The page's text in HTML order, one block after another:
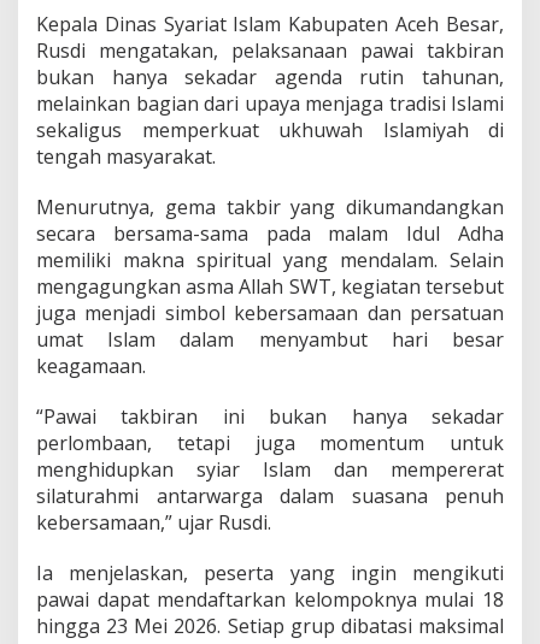
H
a
i
a
h
u
h
a
J
u
t
u
p
i
a
h
Kepala Dinas Syariat Islam Kabupaten Aceh Besar,
Rusdi mengatakan, pelaksanaan pawai takbiran
bukan hanya sekadar agenda rutin tahunan,
melainkan bagian dari upaya menjaga tradisi Islami
sekaligus memperkuat ukhuwah Islamiyah di
tengah masyarakat.
Menurutnya, gema takbir yang dikumandangkan
secara bersama-sama pada malam Idul Adha
memiliki makna spiritual yang mendalam. Selain
mengagungkan asma Allah SWT, kegiatan tersebut
juga menjadi simbol kebersamaan dan persatuan
umat Islam dalam menyambut hari besar
keagamaan.
“Pawai takbiran ini bukan hanya sekadar
perlombaan, tetapi juga momentum untuk
menghidupkan syiar Islam dan mempererat
silaturahmi antarwarga dalam suasana penuh
kebersamaan,” ujar Rusdi.
Ia menjelaskan, peserta yang ingin mengikuti
pawai dapat mendaftarkan kelompoknya mulai 18
hingga 23 Mei 2026. Setiap grup dibatasi maksimal